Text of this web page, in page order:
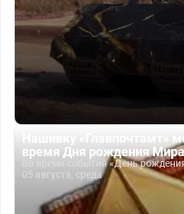
Нашивку «Главпочтамт»
время Дня рождения
Во время события «День
05 августа, среда